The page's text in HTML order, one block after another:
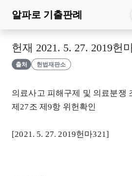
알파로 기출판례
헌재 2021. 5. 27. 2019헌
출처 헌법재판소
의료사고 피해구제 및 의료분쟁
제27조 제9항 위헌확인
[2021. 5. 27. 2019헌마321]